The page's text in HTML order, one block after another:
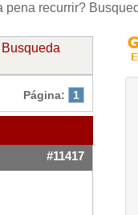
pena recurrir?
Página: 1
#11417